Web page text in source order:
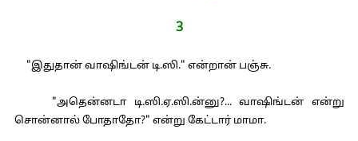
3
"இதுதான் வாஷிங்டன் டி.ஸி." என்றான் பஞ்சு.
"அதென்னடா டி.ஸி.ஏ.ஸி.ன்னு?... வாஷிங்டன் என்று
சொன்னால் போதாதோ?" என்று கேட்டார் மாமா.